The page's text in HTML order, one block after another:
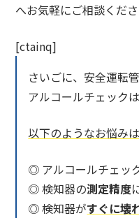
へお気軽にご相談くださ
[ctainq]
さいごに、安全運転
アルコールチェック
以下のようなお悩み
◎ アルコールチェッ
◎ 検知器の測定精度
◎ 検知器がすぐに壊